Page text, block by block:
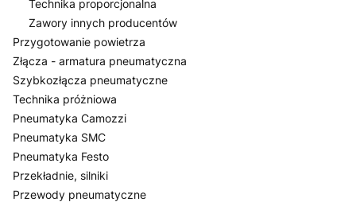
Technika proporcjonalna
Zawory innych producentów
Przygotowanie powietrza
Złącza - armatura pneumatyczna
Szybkozłącza pneumatyczne
Technika próżniowa
Pneumatyka Camozzi
Pneumatyka SMC
Pneumatyka Festo
Przekładnie, silniki
Przewody pneumatyczne